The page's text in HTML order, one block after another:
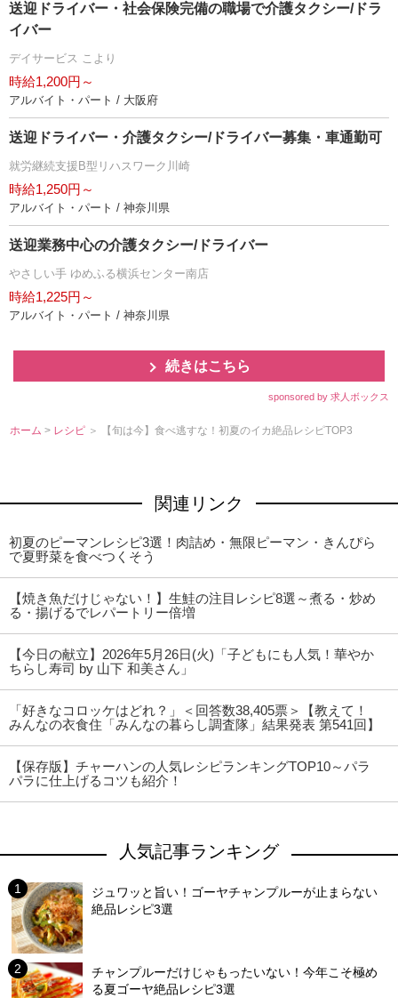
送迎ドライバー・社会保険完備の職場で介護タクシー/ドラ
イバー
デイサービス こより
時給1,200円～
アルバイト・パート / 大阪府
送迎ドライバー・介護タクシー/ドライバー募集・車通勤可
就労継続支援B型リハスワーク川崎
時給1,250円～
アルバイト・パート / 神奈川県
送迎業務中心の介護タクシー/ドライバー
さしい手 ゆめふる横浜センター南店
時給1,225円～
アルバイト・パート / 神奈川県
続きはこちら
sponsored by 求人ボックス
ホーム > レシピ ＞ 【旬は今】食べ逃すな！初夏のイカ絶品レシピTOP3
関連リンク
初夏のピーマンレシピ3選！肉詰め・無限ピーマン・きんぴら
で夏野菜を食べつくそう
【焼き魚だけじゃない！】生鮭の注目レシピ8選～煮る・炒め
る・揚げるでレパートリー倍増
【今日の献立】2026年5月26日(火)「子どもにも人気！華やか
ちらし寿司 by 山下 和美さん」
「好きなコロッケはどれ？」＜回答数38,405票＞【教えて！
みんなの衣食住「みんなの暮らし調査隊」結果発表 第541回】
【保存版】チャーハンの人気レシピランキングTOP10～パラ
パラに仕上げるコツも紹介！
人気記事ランキング
ジュワッと旨い！ゴーヤチャンプルーが止まらない
絶品レシピ3選
チャンプルーだけじゃもったいない！今年こそ極め
る夏ゴーヤ絶品レシピ3選